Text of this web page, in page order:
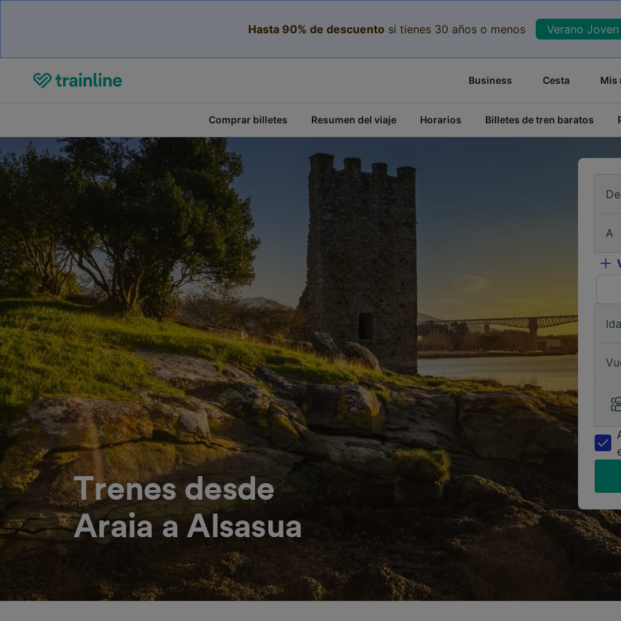
Hasta 90% de descuento si tienes 30 años o menos Verano
Business Cesta Mis
Comprar billetes Resumen del viaje Horarios Billetes de tren baratos
Trenes desde
Araia a Alsasua
De
A
Ida